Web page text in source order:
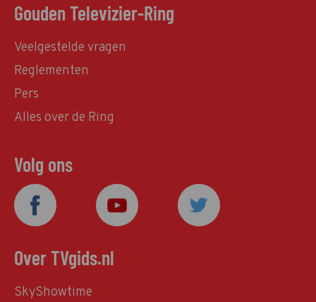
Gouden Televizier-Ring
Veelgestelde vragen
Reglementen
Pers
Alles over de Ring
Volg ons
Over TVgids.nl
SkyShowtime